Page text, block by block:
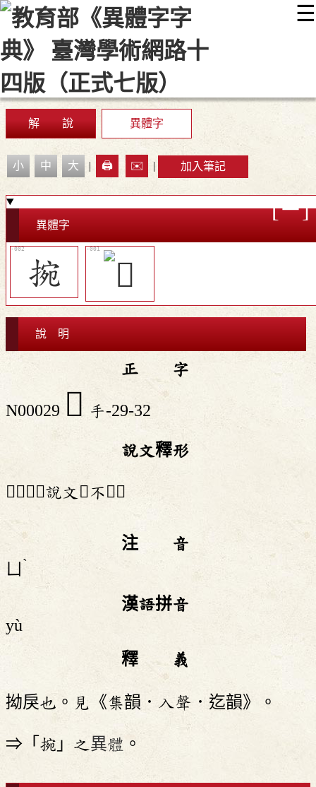
☰
::: 最新消息 常見問題 編輯說明
顯示模式
網站導覽
解 說 異體字
小 中 大 | 🖨️ ✉️ | 加入筆記
異體字
捥
說 明
正 字
N00029 𢺴 手-29-32
說文釋形
「𢺴」《說文》不錄。
注 音
ㄩ ˋ
漢語拼音
yù
釋 義
拗戾也。見《集韻．入聲．迄韻》。
⇒「捥」之 異體 。